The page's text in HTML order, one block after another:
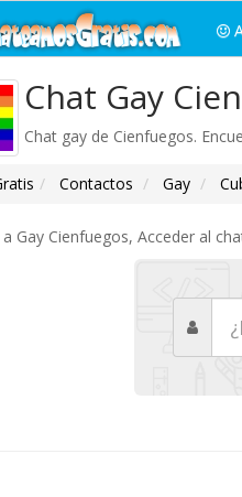
Chat Gay
Chat gay de Cienfuegos.
Contactos Gay
Gay Cienfuegos, Acceder al